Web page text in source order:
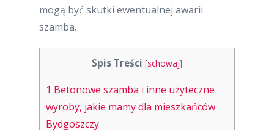
mogą być skutki ewentualnej awarii
szamba.
Spis Treści [schowaj]
1 Betonowe szamba i inne użyteczne
wyroby, jakie mamy dla mieszkańców
Bydgoszczy